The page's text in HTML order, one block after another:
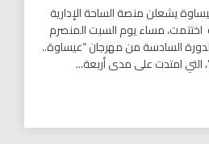
يشعلن منصة الساحة الإدارية
اختتمت، مساء يوم السبت المنصرم
السادسة من مهرجان “عيساوة..
التي امتدت على مدى أربعة...